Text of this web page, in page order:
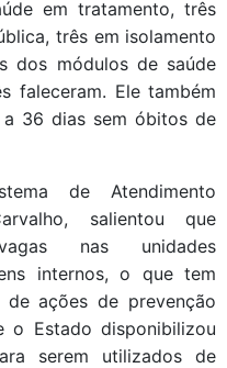
em tratamento, três
três em isolamento
dos módulos de saúde
faleceram. Ele também
36 dias sem óbitos de
de Atendimento
salientou que
nas unidades
internos, o que tem
ações de prevenção
o Estado disponibilizou
serem utilizados de